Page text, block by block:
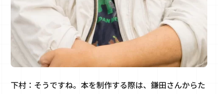
下村：そうですね。本を制作する際は、鎌田さんからた